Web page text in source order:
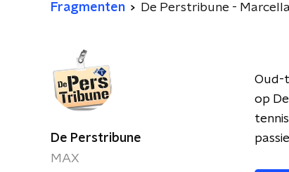
Fragmenten De Perstribune -
De Perstribune
MAX
Oud-
op